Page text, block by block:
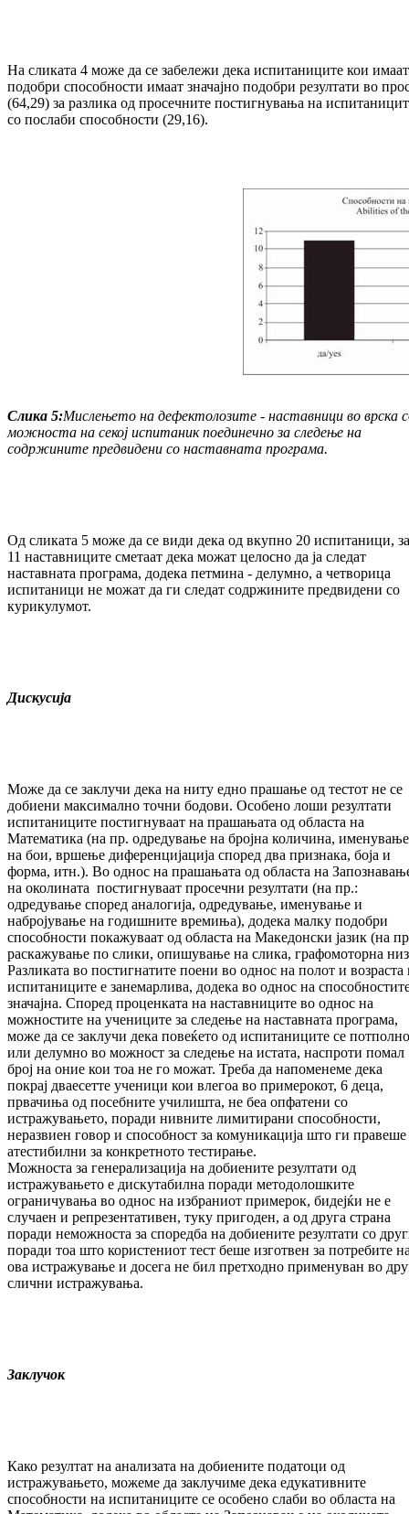
На сликата 4 може да се забележи дека испитаниците кои имаат
подобри способности имаат значајно подобри резултати во
(64,29) за разлика од просечните постигнувања на
со послаби способности (29,16).
Слика 5:Мислењето на дефектолозите - наставници во врска
можноста на секој испитаник поединечно за следење на
содржините предвидени со наставната програма.
Од сликата 5 може да се види дека од вкупно 20 испитаници, за
11 наставниците сметаат дека можат целосно да ја следат
наставната програма, додека петмина - делумно, а четворица
испитаници не можат да ги следат содржините предвидени со
курикулумот.
Дискусија
Може да се заклучи дека на ниту едно прашање од тестот не се
добиени максимално точни бодови. Особено лоши резултати
испитаниците постигнуваат на прашањата од областа на
Математика (на пр. одредување на бројна количина, именување
на бои, вршење диференцијација според два признака, боја и
форма, итн.). Во однос на прашањата од областа на
на околината постигнуваат просечни резултати (на пр.:
одредување според аналогија, одредување, именување и
набројување на годишните времиња), додека малку подобри
способности покажуваат од областа на Македонски јазик (на
раскажување по слики, опишување на слика, графомоторна
Разликата во постигнатите поени во однос на полот и возраста
испитаниците е занемарлива, додека во однос на
значајна. Според проценката на наставниците во однос на
можностите на учениците за следење на наставната програма,
може да се заклучи дека повеќето од испитаниците се потполно
или делумно во можност за следење на истата, наспроти помал
број на оние кои тоа не го можат. Треба да напоменеме дека
покрај дваесетте ученици кои влегоа во примерокот, 6 деца,
првачиња од посебните училишта, не беа опфатени со
истражувањето, поради нивните лимитирани способности,
неразвиен говор и способност за комуникација што ги правеше
атестибилни за конкретното тестирање.
Можноста за генерализација на добиените резултати од
истражувањето е дискутабилна поради методолошките
ограничувања во однос на избраниот примерок, бидејќи не е
случаен и репрезентативен, туку пригоден, а од друга страна
поради неможноста за споредба на добиените резултати со
поради тоа што користениот тест беше изготвен за потребите
ова истражување и досега не бил претходно применуван во
слични истражувања.
Заклучок
Како резултат на анализата на добиените податоци од
истражувањето, можеме да заклучиме дека едукативните
способности на испитаниците се особено слаби во областа на